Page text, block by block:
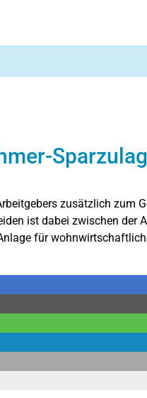
zusätzlich zum
ist dabei zwischen der
für